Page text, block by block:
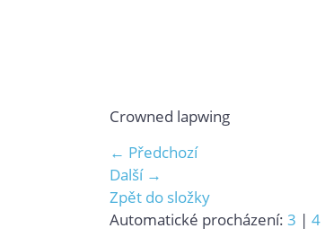
Crowned lapwing
← Předchozí
Další →
Zpět do složky
Automatické procházení: 3 | 4